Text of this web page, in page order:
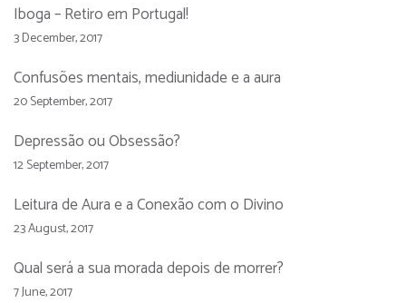
Iboga – Retiro em Portugal!
3 December, 2017
Confusões mentais, mediunidade e a aura
20 September, 2017
Depressão ou Obsessão?
12 September, 2017
Leitura de Aura e a Conexão com o Divino
23 August, 2017
Qual será a sua morada depois de morrer?
7 June, 2017